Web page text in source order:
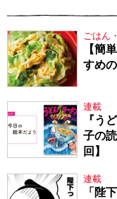
ごはん
【簡
すめ
連載
『う
子の
回】
連載
「陛